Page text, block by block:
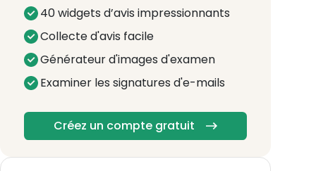
40 widgets d’avis impressionnants
Collecte d'avis facile
Générateur d'images d'examen
Examiner les signatures d'e-mails
Créez un compte gratuit